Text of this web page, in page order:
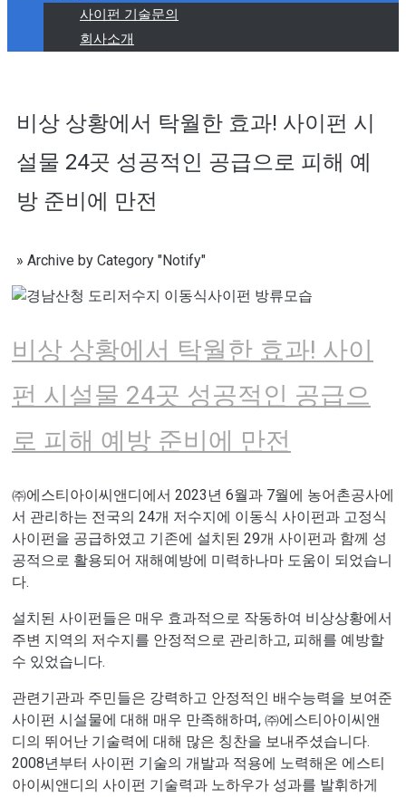
사이펀 기술문의
회사소개
비상 상황에서 탁월한 효과! 사이펀 시
설물 24곳 성공적인 공급으로 피해 예
방 준비에 만전
» Archive by Category "Notify"
비상 상황에서 탁월한 효과! 사이
펀 시설물 24곳 성공적인 공급으
로 피해 예방 준비에 만전
㈜에스티아이씨앤디에서 2023년 6월과 7월에 농어촌공사에
서 관리하는 전국의 24개 저수지에 이동식 사이펀과 고정식
사이펀을 공급하였고 기존에 설치된 29개 사이펀과 함께 성
공적으로 활용되어 재해예방에 미력하나마 도움이 되었습니
다.
설치된 사이펀들은 매우 효과적으로 작동하여 비상상황에서
주변 지역의 저수지를 안정적으로 관리하고, 피해를 예방할
수 있었습니다.
관련기관과 주민들은 강력하고 안정적인 배수능력을 보여준
사이펀 시설물에 대해 매우 만족해하며, ㈜에스티아이씨앤
디의 뛰어난 기술력에 대해 많은 칭찬을 보내주셨습니다.
2008년부터 사이펀 기술의 개발과 적용에 노력해온 에스티
아이씨앤디의 사이펀 기술력과 노하우가 성과를 발휘하게